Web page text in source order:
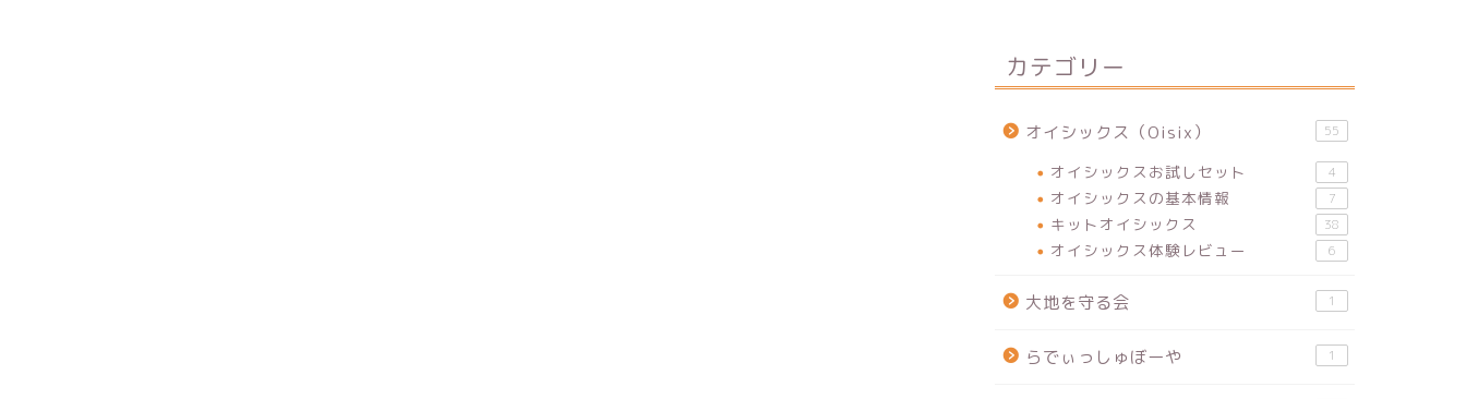
カテゴリー
オイシックス（Oisix） 55
オイシックスお試しセット 4
オイシックスの基本情報 7
キットオイシックス 38
オイシックス体験レビュー 6
大地を守る会 1
らでぃっしゅぼーや 1